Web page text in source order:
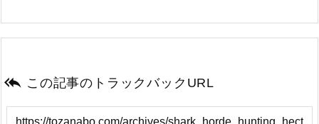
 この記事のトラックバックURL